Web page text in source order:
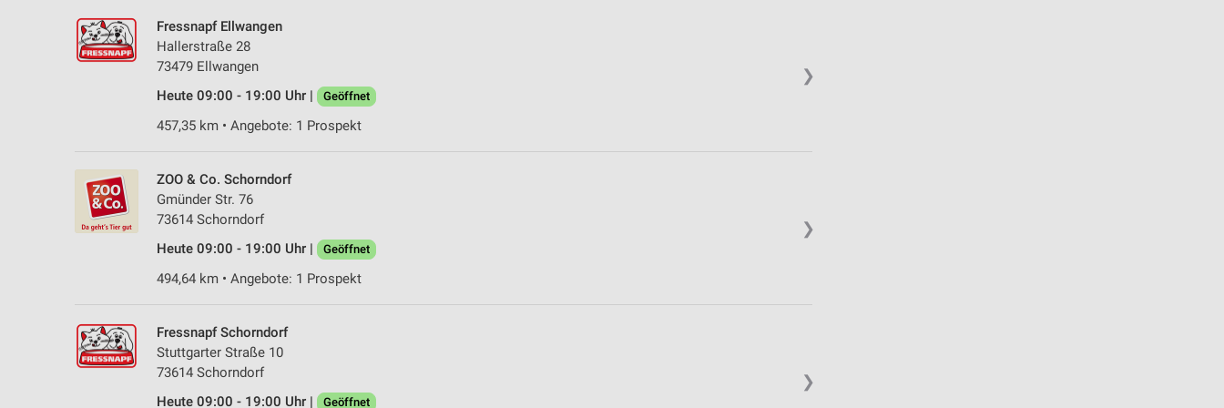
❯
Fressnapf Ellwangen
Hallerstraße 28
73479 Ellwangen
Heute 09:00 - 19:00 Uhr |
Geöffnet
457,35 km • Angebote: 1 Prospekt
❯
ZOO & Co. Schorndorf
Gmünder Str. 76
73614 Schorndorf
Heute 09:00 - 19:00 Uhr |
Geöffnet
494,64 km • Angebote: 1 Prospekt
❯
Fressnapf Schorndorf
Stuttgarter Straße 10
73614 Schorndorf
Heute 09:00 - 19:00 Uhr |
Geöffnet